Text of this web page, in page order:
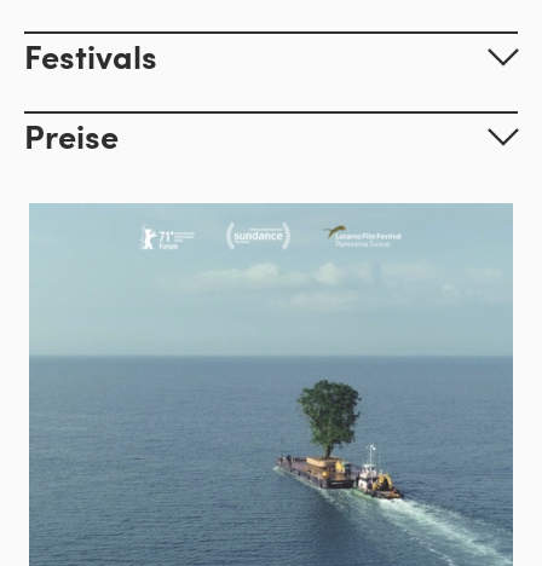
Festivals
Preise